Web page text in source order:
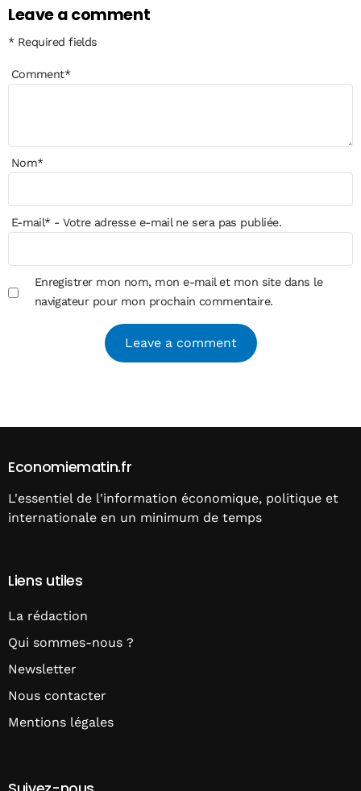
Leave a comment
* Required fields
Comment*
Nom*
E-mail*- Votre adresse e-mail ne sera pas publiée.
Enregistrer mon nom, mon e-mail et mon site dans le
navigateur pour mon prochain commentaire.
Economiematin.fr
L'essentiel de l'information économique, politique et
internationale en un minimum de temps
Liens utiles
La rédaction
Qui sommes-nous ?
Newsletter
Nous contacter
Mentions légales